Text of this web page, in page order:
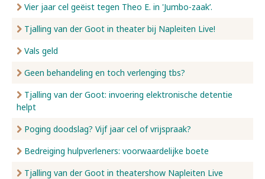
Vier jaar cel geëist tegen Theo E. in 'Jumbo-zaak’.
Tjalling van der Goot in theater bij Napleiten Live!
Vals geld
Geen behandeling en toch verlenging tbs?
Tjalling van der Goot: invoering elektronische detentie
helpt
Poging doodslag? Vijf jaar cel of vrijspraak?
Bedreiging hulpverleners: voorwaardelijke boete
Tjalling van der Goot in theatershow Napleiten Live